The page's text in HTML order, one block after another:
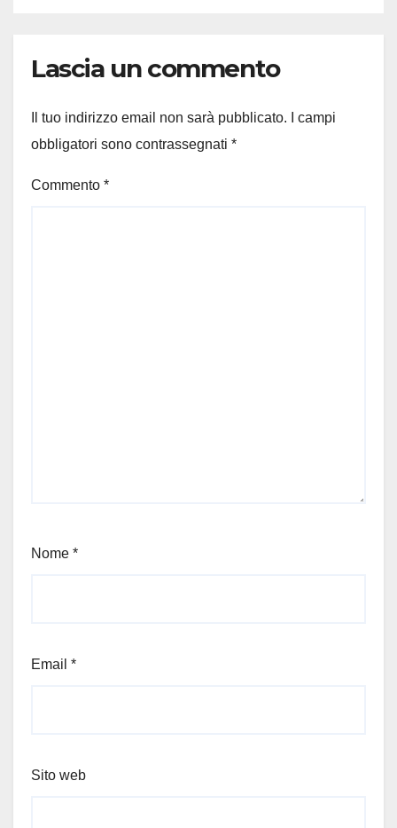
Lascia un commento
Il tuo indirizzo email non sarà pubblicato.
I campi
obbligatori sono contrassegnati *
Commento *
Nome *
Email *
Sito web